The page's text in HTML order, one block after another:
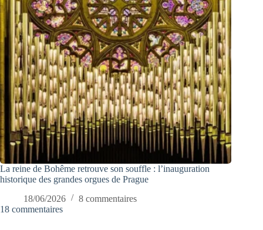
La reine de Bohême retrouve son souffle : l’inauguration
historique des grandes orgues de Prague
18/06/2026
8 commentaires
18 commentaires